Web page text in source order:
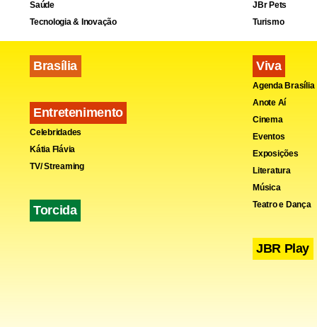
Saúde
Tecnologia & Inovação
Brasília
Entretenimento
Celebridades
Kátia Flávia
TV/ Streaming
Torcida
JBr Pets
Turismo
Viva
Agenda Brasília
Anote Aí
Cinema
Eventos
Exposições
Literatura
Música
Teatro e Dança
JBR Play